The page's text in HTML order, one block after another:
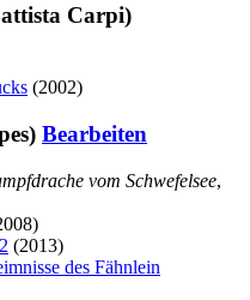
Carpi)
(2002)
Bearbeiten
vom Schwefelsee,
(2013)
des Fähnlein